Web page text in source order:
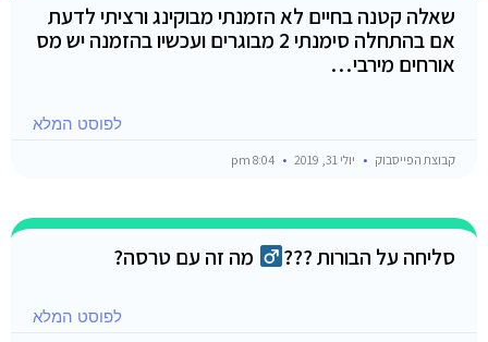
שאלה קטנה בחיים לא הזמנתי מבוקינג ורציתי לדעת
אם בהתחלה סימנתי 2 מבוגרים ועכשיו בהזמנה יש מס
אורחים מירבי…
לפוסט המלא
קבוצת הפייסבוק יולי 31, 2019
סליחה על הבורות ???‍ מה זה עם טרסה?
לפוסט המלא